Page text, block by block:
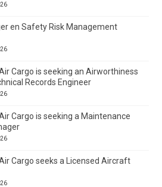
en Safety Risk Management
Cargo is seeking an Airworthiness
Records Engineer
Cargo is seeking a Maintenance
Cargo seeks a Licensed Aircraft